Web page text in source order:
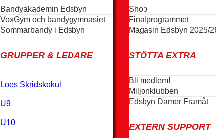
Bandyakademin Edsbyn
VoxGym och bandygymnasiet
Sommarbandy i Edsbyn
GRUPPER & LEDARE
Loes Skridskokul
U9
U10
Shop
Finalprogrammet
Magasin Edsbyn 2025/
STÖTTA EXTRA
Bli medlem!
Miljonklubben
Edsbyn Damer Framåt
EXTERN SUPPORT